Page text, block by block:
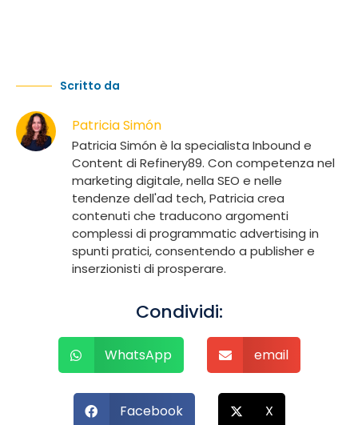
Scritto da
Patricia Simón
Patricia Simón è la specialista Inbound e
Content di Refinery89. Con competenza nel
marketing digitale, nella SEO e nelle
tendenze dell'ad tech, Patricia crea
contenuti che traducono argomenti
complessi di programmatic advertising in
spunti pratici, consentendo a publisher e
inserzionisti di prosperare.
Condividi:
WhatsApp email
Facebook X